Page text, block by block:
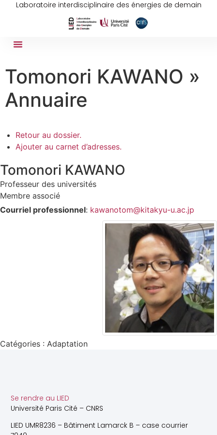
Laboratoire interdisciplinaire des énergies de demain
Tomonori KAWANO »
Annuaire
Retour au dossier.
Ajouter au carnet d’adresses.
Tomonori KAWANO
Professeur des universités
Membre associé
Courriel professionnel: kawanotom@kitakyu-u.ac.jp
Catégories : Adaptation
Se rendre au LIED
Université Paris Cité – CNRS
LIED UMR8236 – Bâtiment Lamarck B – case courrier